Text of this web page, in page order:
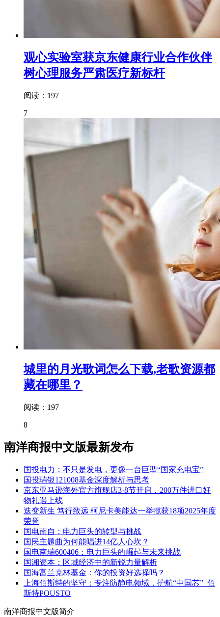
观心实验室获京东健康行业合作伙伴
树心理服务严肃医疗新标杆
阅读：197
7
城里的月光歌词怎么下载,老歌资源都
藏在哪里？
阅读：197
8
南洋商报中文版最新发布
国投电力：不只是发电，更像一台巨型“国家充电宝”
国投瑞银121008基金深度解析与思考
京东亚马逊海外官方旗舰店3·8节开启，200万件进口好
物礼遇上线
迭变新生 笃行致远 柯尼卡美能达一举揽获18项2025年度
荣誉
国电南自：电力巨头的转型与挑战
国民主题曲为何能唱进14亿人心坎？
国电南瑞600406：电力巨头的崛起与未来挑战
国湘资本：区域经济中的新锐力量解析
国海富兰克林基金：你的投资好选择吗？
上海佰斯特的坚守：专注防静电领域，护航“中国芯”_佰
斯特POUSTO
南洋商报中文版简介